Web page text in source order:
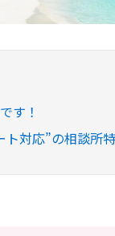
す！
対応”の相談所